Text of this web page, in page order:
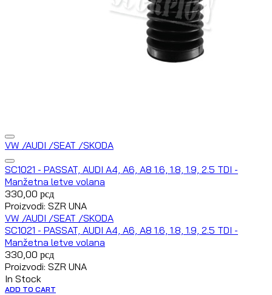
VW /AUDI /SEAT /SKODA
SC1021 - PASSAT, AUDI A4, A6, A8 1.6, 1.8, 1.9, 2.5 TDI -
Manžetna letve volana
330,00 рсд
Proizvodi: SZR UNA
VW /AUDI /SEAT /SKODA
SC1021 - PASSAT, AUDI A4, A6, A8 1.6, 1.8, 1.9, 2.5 TDI -
Manžetna letve volana
330,00 рсд
Proizvodi: SZR UNA
In Stock
ADD TO CART